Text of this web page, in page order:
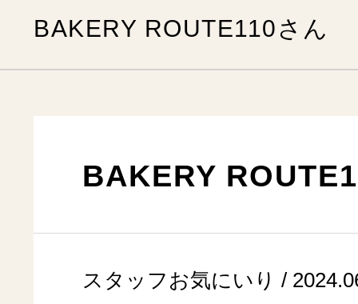
BAKERY ROUTE110さん
BAKERY
スタッフお気にいり /